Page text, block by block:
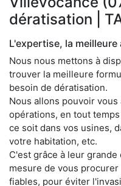
dératisation |
L'expertise, la
Nous nous mettons à
trouver la meilleure
besoin de dératisation.
Nous allons pouvoir
opérations, en tout
ce soit dans vos usines,
votre habitation, etc.
C'est grâce à leur
mesure de vous
fiables, pour éviter